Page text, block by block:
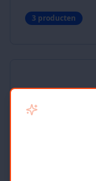
3 producten